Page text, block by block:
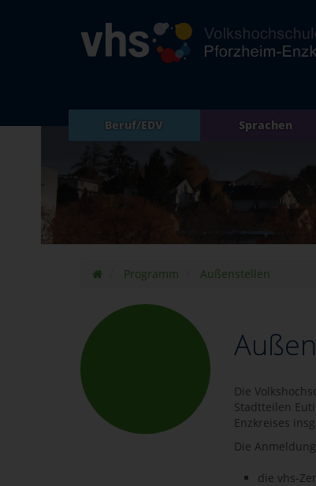
Beruf/EDV Sprachen
Programm Außenstellen
Die
Stadtteilen
Enzkreises
Die
die vhs-